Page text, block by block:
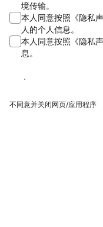
境传输。
本人同意按照《隐私
人的个人信息。
本人同意按照《隐私
息。
同意
不同意并关闭网页/应用程序